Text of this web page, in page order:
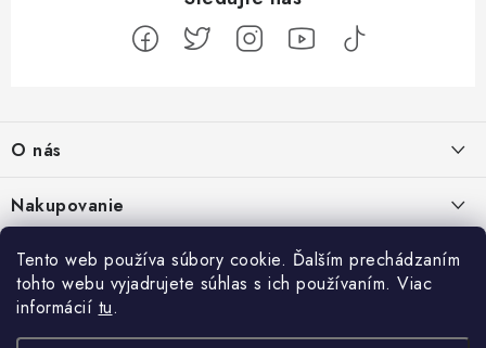
Tento web používa súbory cookie. Ďalším prechádzaním
tohto webu vyjadrujete súhlas s ich používaním. Viac
informácií tu.
p
ä
t
O nás
Kontakty
Profil firmy
Produktové stránky
Najčastejšie otázky
Nakupovanie
Odstúpiť od zmluvy
Obchodné podmienky
Blog
Nenápadný začiatok, totálny mindfuck na konci: 11 filmov, ktoré vás
Facebook